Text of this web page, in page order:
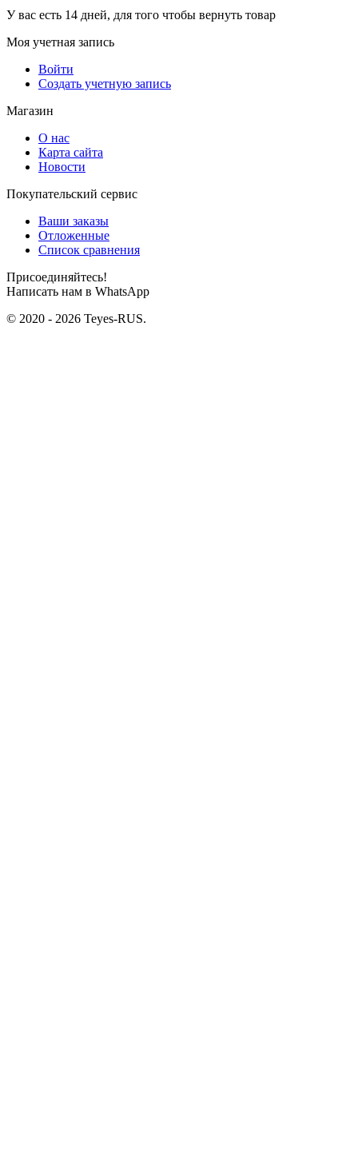
У вас есть 14 дней, для того чтобы вернуть товар
Моя учетная запись
Войти
Создать учетную запись
Магазин
О нас
Карта сайта
Новости
Покупательский сервис
Ваши заказы
Отложенные
Список сравнения
Присоединяйтесь!
Написать нам в WhatsApp
© 2020 - 2026 Teyes-RUS.